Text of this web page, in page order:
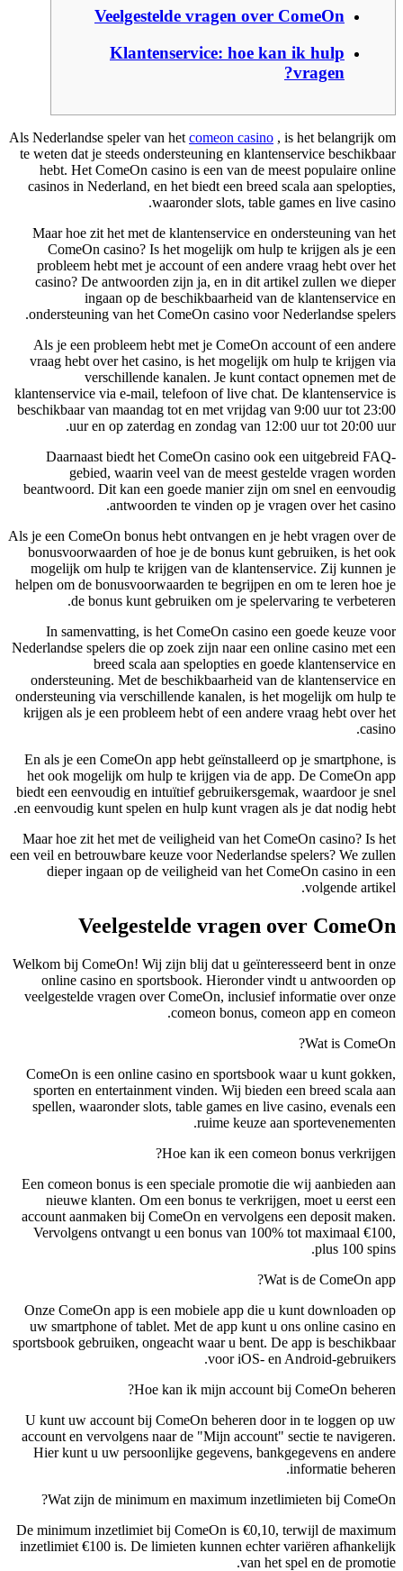
Veelgestelde vragen over ComeOn
Klantenservice: hoe kan ik hulp
vragen?
Als Nederlandse speler van het comeon casino , is het belangrijk om
te weten dat je steeds ondersteuning en klantenservice beschikbaar
hebt. Het ComeOn casino is een van de meest populaire online
casinos in Nederland, en het biedt een breed scala aan spelopties,
waaronder slots, table games en live casino.
Maar hoe zit het met de klantenservice en ondersteuning van het
ComeOn casino? Is het mogelijk om hulp te krijgen als je een
probleem hebt met je account of een andere vraag hebt over het
casino? De antwoorden zijn ja, en in dit artikel zullen we dieper
ingaan op de beschikbaarheid van de klantenservice en
ondersteuning van het ComeOn casino voor Nederlandse spelers.
Als je een probleem hebt met je ComeOn account of een andere
vraag hebt over het casino, is het mogelijk om hulp te krijgen via
verschillende kanalen. Je kunt contact opnemen met de
klantenservice via e-mail, telefoon of live chat. De klantenservice is
beschikbaar van maandag tot en met vrijdag van 9:00 uur tot 23:00
uur en op zaterdag en zondag van 12:00 uur tot 20:00 uur.
Daarnaast biedt het ComeOn casino ook een uitgebreid FAQ-
gebied, waarin veel van de meest gestelde vragen worden
beantwoord. Dit kan een goede manier zijn om snel en eenvoudig
antwoorden te vinden op je vragen over het casino.
Als je een ComeOn bonus hebt ontvangen en je hebt vragen over de
bonusvoorwaarden of hoe je de bonus kunt gebruiken, is het ook
mogelijk om hulp te krijgen van de klantenservice. Zij kunnen je
helpen om de bonusvoorwaarden te begrijpen en om te leren hoe je
de bonus kunt gebruiken om je spelervaring te verbeteren.
In samenvatting, is het ComeOn casino een goede keuze voor
Nederlandse spelers die op zoek zijn naar een online casino met een
breed scala aan spelopties en goede klantenservice en
ondersteuning. Met de beschikbaarheid van de klantenservice en
ondersteuning via verschillende kanalen, is het mogelijk om hulp te
krijgen als je een probleem hebt of een andere vraag hebt over het
casino.
En als je een ComeOn app hebt geïnstalleerd op je smartphone, is
het ook mogelijk om hulp te krijgen via de app. De ComeOn app
biedt een eenvoudig en intuïtief gebruikersgemak, waardoor je snel
en eenvoudig kunt spelen en hulp kunt vragen als je dat nodig hebt.
Maar hoe zit het met de veiligheid van het ComeOn casino? Is het
een veil en betrouwbare keuze voor Nederlandse spelers? We zullen
dieper ingaan op de veiligheid van het ComeOn casino in een
volgende artikel.
Veelgestelde vragen over ComeOn
Welkom bij ComeOn! Wij zijn blij dat u geïnteresseerd bent in onze
online casino en sportsbook. Hieronder vindt u antwoorden op
veelgestelde vragen over ComeOn, inclusief informatie over onze
comeon bonus, comeon app en comeon.
Wat is ComeOn?
ComeOn is een online casino en sportsbook waar u kunt gokken,
sporten en entertainment vinden. Wij bieden een breed scala aan
spellen, waaronder slots, table games en live casino, evenals een
ruime keuze aan sportevenementen.
Hoe kan ik een comeon bonus verkrijgen?
Een comeon bonus is een speciale promotie die wij aanbieden aan
nieuwe klanten. Om een bonus te verkrijgen, moet u eerst een
account aanmaken bij ComeOn en vervolgens een deposit maken.
Vervolgens ontvangt u een bonus van 100% tot maximaal €100,
plus 100 spins.
Wat is de ComeOn app?
Onze ComeOn app is een mobiele app die u kunt downloaden op
uw smartphone of tablet. Met de app kunt u ons online casino en
sportsbook gebruiken, ongeacht waar u bent. De app is beschikbaar
voor iOS- en Android-gebruikers.
Hoe kan ik mijn account bij ComeOn beheren?
U kunt uw account bij ComeOn beheren door in te loggen op uw
account en vervolgens naar de "Mijn account" sectie te navigeren.
Hier kunt u uw persoonlijke gegevens, bankgegevens en andere
informatie beheren.
Wat zijn de minimum en maximum inzetlimieten bij ComeOn?
De minimum inzetlimiet bij ComeOn is €0,10, terwijl de maximum
inzetlimiet €100 is. De limieten kunnen echter variëren afhankelijk
van het spel en de promotie.